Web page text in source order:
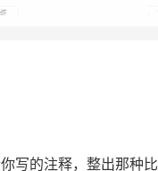
写的注释，整出那种